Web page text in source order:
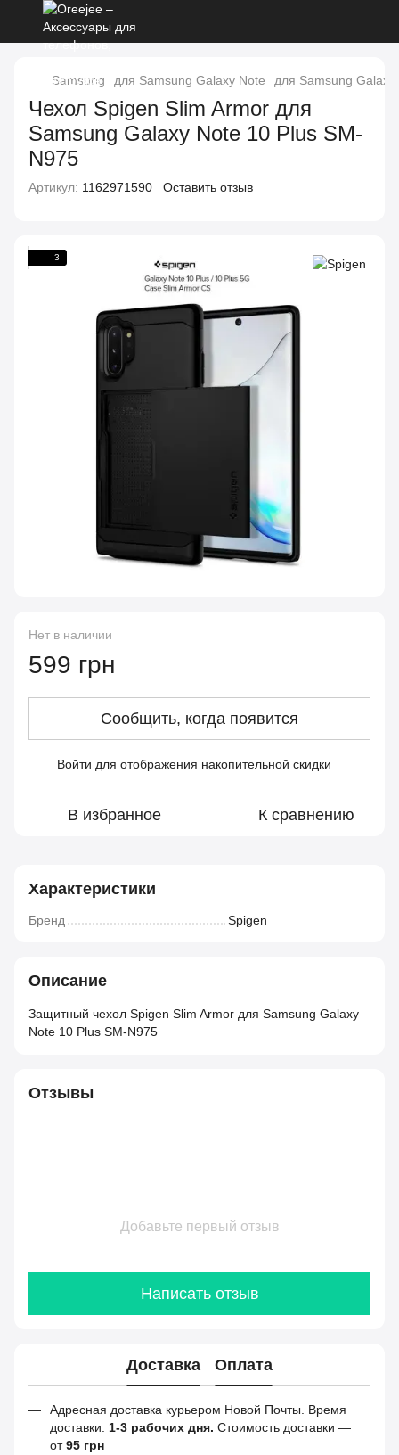
Samsung для Samsung Galaxy Note для Samsung
Чехол Spigen Slim Armor для
Samsung Galaxy Note 10 Plus SM-
N975
Артикул: 1162971590 Оставить отзыв
3
Нет в наличии
599 грн
Сообщить, когда появится
Войти для отображения накопительной скидки
В избранное К сравнению
Характеристики
Бренд Spigen
Описание
Защитный чехол Spigen Slim Armor для Samsung Galaxy
Note 10 Plus SM-N975
Отзывы
Добавьте первый отзыв
Написать отзыв
Доставка Оплата
Адресная доставка курьером Новой Почты. Время
доставки: 1-3 рабочих дня. Стоимость доставки —
от95 грн